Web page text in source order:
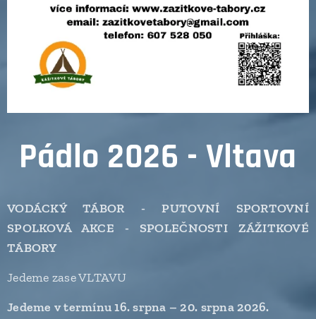
Pádlo 2026 - Vltava
VODÁCKÝ TÁBOR - PUTOVNÍ SPORTOVNÍ
SPOLKOVÁ AKCE - SPOLEČNOSTI ZÁŽITKOVÉ
TÁBORY
Jedeme zase VLTAVU
Jedeme v termínu 16. srpna – 20. srpna 2026.